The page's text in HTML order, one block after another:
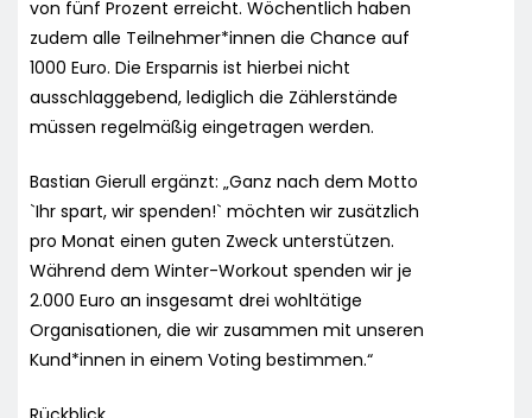
von fünf Prozent erreicht. Wöchentlich haben
zudem alle Teilnehmer*innen die Chance auf
1000 Euro. Die Ersparnis ist hierbei nicht
ausschlaggebend, lediglich die Zählerstände
müssen regelmäßig eingetragen werden.
Bastian Gierull ergänzt: „Ganz nach dem Motto
`Ihr spart, wir spenden!` möchten wir zusätzlich
pro Monat einen guten Zweck unterstützen.
Während dem Winter-Workout spenden wir je
2.000 Euro an insgesamt drei wohltätige
Organisationen, die wir zusammen mit unseren
Kund*innen in einem Voting bestimmen.“